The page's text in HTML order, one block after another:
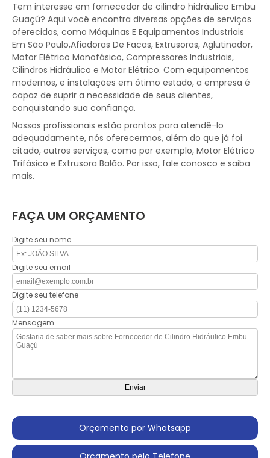
Tem interesse em fornecedor de cilindro hidráulico Embu
Guaçú? Aqui você encontra diversas opções de serviços
oferecidos, como Máquinas E Equipamentos Industriais
Em São Paulo,Afiadoras De Facas, Extrusoras, Aglutinador,
Motor Elétrico Monofásico, Compressores Industriais,
Cilindros Hidráulico e Motor Elétrico. Com equipamentos
modernos, e instalações em ótimo estado, a empresa é
capaz de suprir a necessidade de seus clientes,
conquistando sua confiança.
Nossos profissionais estão prontos para atendê-lo
adequadamente, nós oferecermos, além do que já foi
citado, outros serviços, como por exemplo, Motor Elétrico
Trifásico e Extrusora Balão. Por isso, fale conosco e saiba
mais.
FAÇA UM ORÇAMENTO
Digite seu nome
Digite seu email
Digite seu telefone
Mensagem
Orçamento por Whatsapp